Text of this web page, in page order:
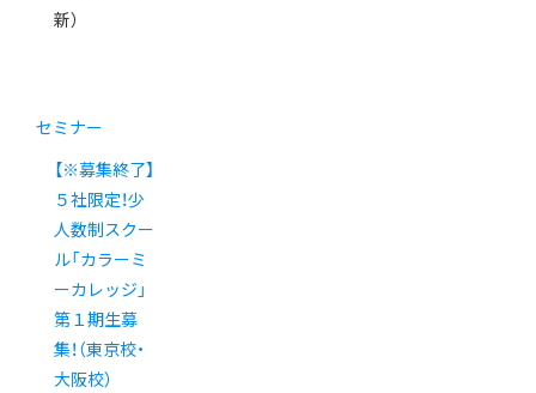
新）
セミナー
【※募集終了】
５社限定！少
人数制スクー
ル「カラーミ
ーカレッジ」
第１期生募
集！（東京校・
大阪校）